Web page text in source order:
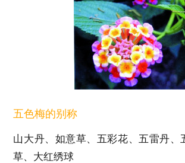
五色梅的别称
山大丹、如意草、五彩花、五雷丹、
草、大红绣球